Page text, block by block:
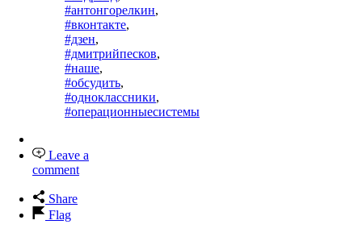
#антонгорелкин,
#вконтакте,
#дзен,
#дмитрийпесков,
#наше,
#обсудить,
#одноклассники,
#операционныесистемы
Leave a
comment
Share
Flag